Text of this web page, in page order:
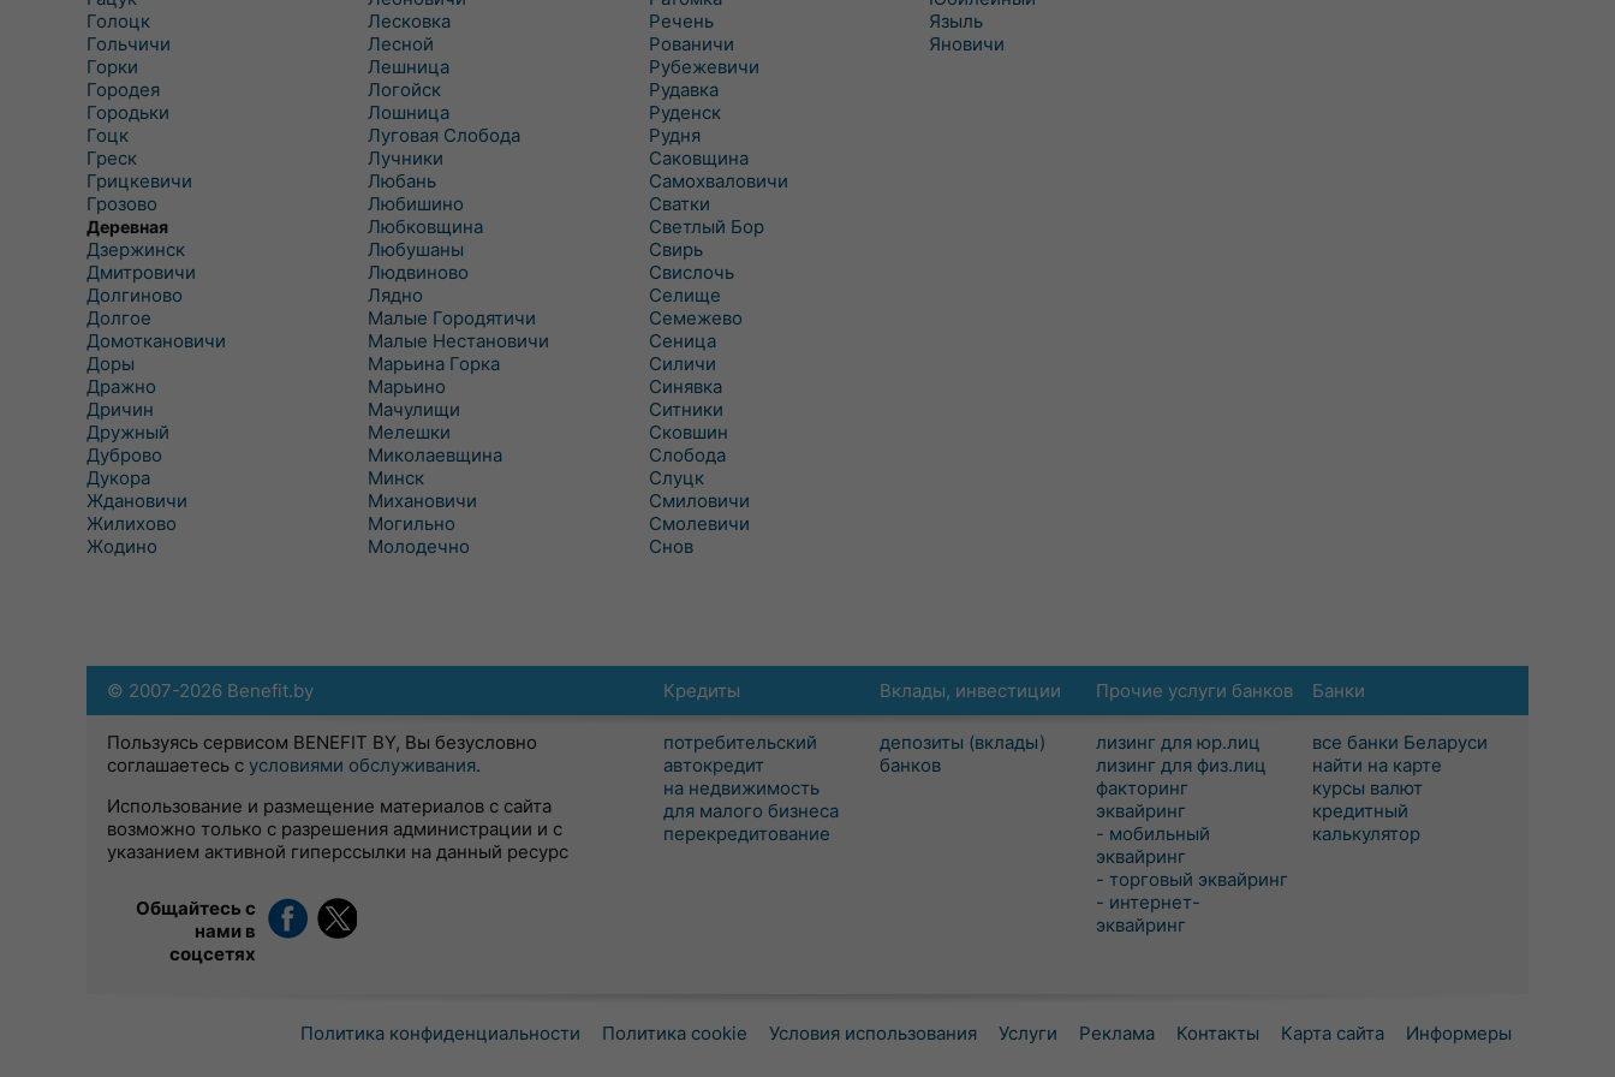
Голоцк
Гольчичи
Горки
Городея
Городьки
Гоцк
Греск
Грицкевичи
Грозово
Деревная
Дзержинск
Дмитровичи
Долгиново
Долгое
Домоткановичи
Доры
Дражно
Дричин
Дружный
Дуброво
Дукора
Ждановичи
Жилихово
Жодино
Лесковка
Лесной
Лешница
Логойск
Лошница
Луговая Слобода
Лучники
Любань
Любишино
Любковщина
Любушаны
Людвиново
Лядно
Малые Городятичи
Малые Нестановичи
Марьина Горка
Марьино
Мачулищи
Мелешки
Миколаевщина
Минск
Михановичи
Могильно
Молодечно
Речень
Рованичи
Рубежевичи
Рудавка
Руденск
Рудня
Саковщина
Самохваловичи
Сватки
Светлый Бор
Свирь
Свислочь
Селище
Семежево
Сеница
Силичи
Синявка
Ситники
Сковшин
Слобода
Слуцк
Смиловичи
Смолевичи
Снов
Языль
Яновичи
Кредиты
потребительский
автокредит
на недвижимость
для малого бизнеса
перекредитование
Вклады, инвестиции
депозиты (вклады)
банков
Прочие услуги банков
лизинг для юр.лиц
лизинг для физ.лиц
факторинг
эквайринг
- мобильный
эквайринг
- торговый эквайринг
- интернет-
эквайринг
Банки
все банки Беларуси
найти на карте
курсы валют
кредитный
калькулятор
© 2007-2026 Benefit.by
Пользуясь сервисом BENEFIT BY, Вы безусловно
соглашаетесь с условиями обслуживания.
Использование и размещение материалов с сайта
возможно только с разрешения администрации и с
указанием активной гиперссылки на данный ресурс
Общайтесь с
нами в
соцсетях
Политика конфиденциальности Политика cookie Условия использования Услуги Реклама Контакты Карта сайта Информеры